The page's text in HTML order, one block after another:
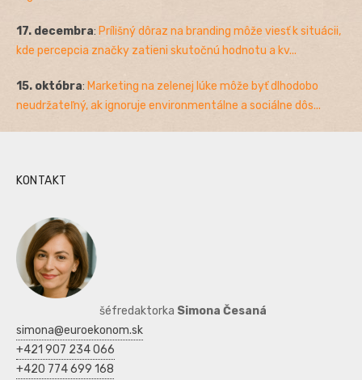
17. decembra: Prílišný dôraz na branding môže viesť k situácii,
kde percepcia značky zatieni skutočnú hodnotu a kv...
15. októbra: Marketing na zelenej lúke môže byť dlhodobo
neudržateľný, ak ignoruje environmentálne a sociálne dôs...
KONTAKT
šéfredaktorka Simona Česaná
simona@euroekonom.sk
+421 907 234 066
+420 774 699 168